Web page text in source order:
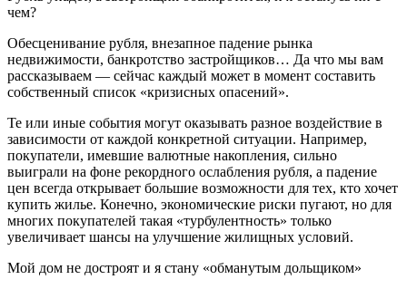
чем?
Обесценивание рубля, внезапное падение рынка
недвижимости, банкротство застройщиков… Да что мы вам
рассказываем — сейчас каждый может в момент составить
собственный список «кризисных опасений».
Те или иные события могут оказывать разное воздействие в
зависимости от каждой конкретной ситуации. Например,
покупатели, имевшие валютные накопления, сильно
выиграли на фоне рекордного ослабления рубля, а падение
цен всегда открывает большие возможности для тех, кто хочет
купить жилье. Конечно, экономические риски пугают, но для
многих покупателей такая «турбулентность» только
увеличивает шансы на улучшение жилищных условий.
Мой дом не достроят и я стану «обманутым дольщиком»